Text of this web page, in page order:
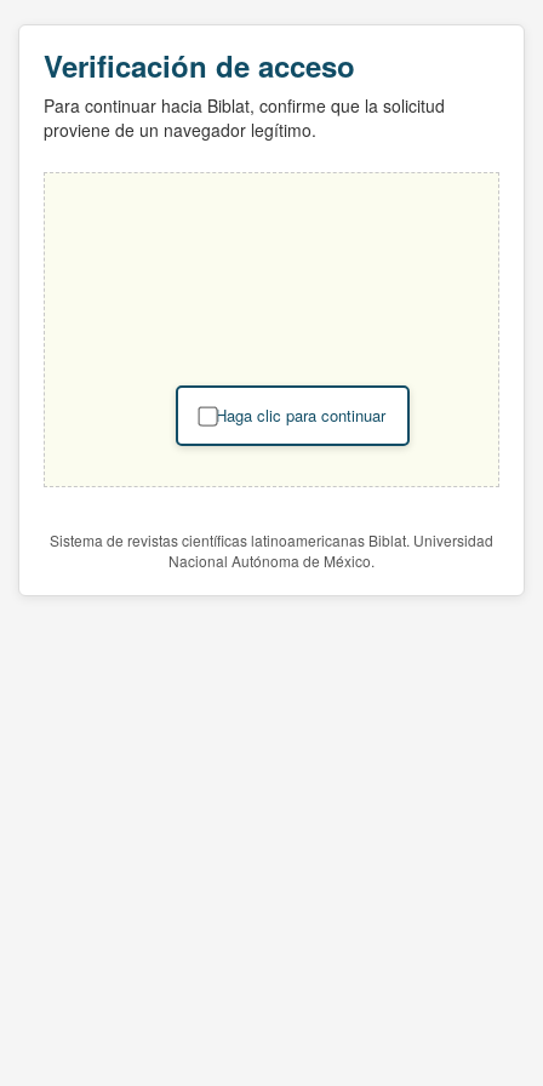
Verificación de acceso
Para continuar hacia Biblat, confirme que la solicitud
proviene de un navegador legítimo.
Haga clic para continuar
Sistema de revistas científicas latinoamericanas Biblat. Universidad
Nacional Autónoma de México.